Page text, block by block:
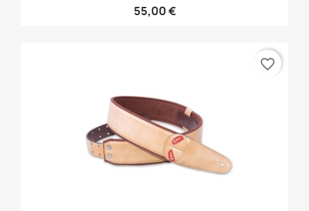
55,00 €
favorite_border